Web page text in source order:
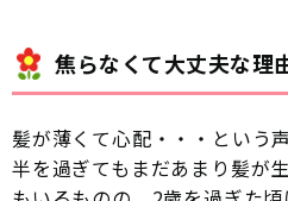
焦らなくて大丈夫な理
髪が薄くて心配・・・という
半を過ぎてもまだあまり髪が